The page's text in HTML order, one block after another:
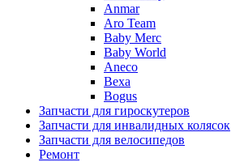
Anmar
Aro Team
Baby Merc
Baby World
Aneco
Bexa
Bogus
Запчасти для гироскутеров
Запчасти для инвалидных колясок
Запчасти для велосипедов
Ремонт